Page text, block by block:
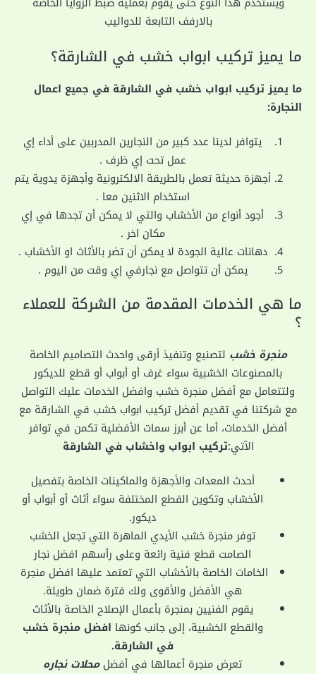
بالارفف التابعة للدواليب
ما يميز تركيب ابواب خشب في الشارقة؟
ما يميز تركيب ابواب خشب في الشارقة في جميع اعمال
النجارة:
يتوافر لدينا عدد كبير من النجارين المدربين على أداء إي
عمل تحت إي ظرف .
أجهزة حديثة تعمل بالطريقة الالكترونية وأجهزة يدوية يتم
استخدام الاثنين معا .
أجود أنواع من الأخشاب والتي لا يمكن أن تجدها في إي
مكان اخر .
دهانات عالية الجودة لا يمكن أن تضر بالأثاث او الأخشاب .
يمكن أن تتواصل مع نجارفي إي وقت من اليوم .
ما هي الخدمات المقدمة من الشركة للعملاء
؟
منجرة خشب لتصنيع وتنفيذ أرقى واحدث التصاميم الخاصة
بالمصنوعات الخشبية سواء غرف أو أبواب أو قطع للديكور
ولتتعامل مع أفضل منجرة خشب وافضل الخدمات عليك التواصل
مع شركتنا في تقديم أفضل تركيب ابواب خشب في الشارقة مع
أفضل الخدمات، أما عن أبرز سمات الأفضلية تكمن في توافر
الآتي:تركيب ابواب واخشاب في الشارقة
أحدث المعدات والأجهزة والماكينات الخاصة بتفصيل
الأخشاب وتكوين القطع المختلفة سواء أثاث أو أبواب أو
ديكور.
توفر منجرة خشب الأيدي الماهرة التي تجعل الخشب
الصامت قطع فنية رائعة وعلى رأسهم افضل نجار
الخامات الخاصة بالأخشاب التي تعتمد عليها افضل منجرة
هي الأفضل والأقوى ولك فترة ضمان طويلة.
يقوم الفنيين بمنجرة بأعمال الإصلاح الخاصة بالأثاث
والقطع الخشبية، إلى جانب كونها افضل منجرة خشب
في الشارقة.
تعرض منجرة أعمالها في أفضلمحلات نجاره